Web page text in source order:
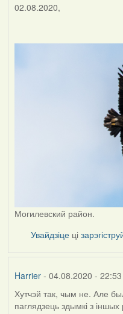
02.08.2020,
Могилевский район.
Увайдзіце ці
Harrier- 04.08.2020 - 22:53
In
Хутчэй так, чым не. Але
паглядзець здымкі з іншых